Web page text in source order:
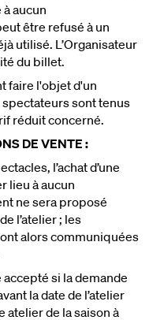
aucun
être refusé à un
utilisé. L’Organisateur
du billet.
faire l'objet d'un
sont tenus
réduit concerné.
DE VENTE :
l’achat d’une
lieu à aucun
ne sera proposé
l’atelier ; les
alors communiquées
si la demande
la date de l’atelier
atelier de la saison à